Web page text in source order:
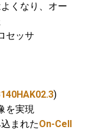
くなり、オー
セッサ
)
を実現
まれたOn-Cell